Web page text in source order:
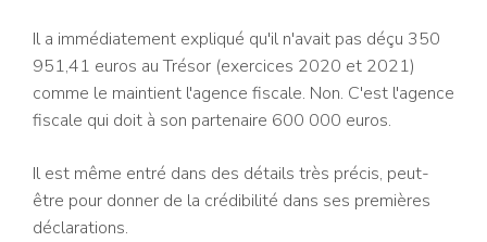
Il a immédiatement expliqué qu'il n'avait pas déçu 350
951,41 euros au Trésor (exercices 2020 et 2021)
comme le maintient l'agence fiscale. Non. C'est l'agence
fiscale qui doit à son partenaire 600 000 euros.
Il est même entré dans des détails très précis, peut-
être pour donner de la crédibilité dans ses premières
déclarations.